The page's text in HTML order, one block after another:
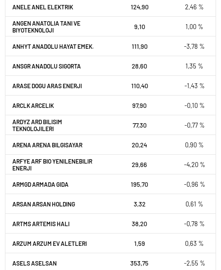
ANELE ANEL ELEKTRIK 124,90 2,46 %
ANGEN ANATOLIA TANI VE
BIYOTEKNOLOJI
9,10 1,00 %
ANHYT ANADOLU HAYAT EMEK. 111,90 -3,78 %
ANSGR ANADOLU SIGORTA 28,60 1,35 %
ARASE DOGU ARAS ENERJI 110,40 -1,43 %
ARCLK ARCELIK 97,90 -0,10 %
ARDYZ ARD BILISIM
TEKNOLOJILERI
77,30 -0,77 %
ARENA ARENA BILGISAYAR 20,24 0,90 %
ARFYE ARF BIO YENILENEBILIR
ENERJI
29,66 -4,20 %
ARMGD ARMADA GIDA 195,70 -0,96 %
ARSAN ARSAN HOLDING 3,32 0,61 %
ARTMS ARTEMIS HALI 38,20 -0,78 %
ARZUM ARZUM EV ALETLERI 1,59 0,63 %
ASELS ASELSAN 353,75 -2,55 %